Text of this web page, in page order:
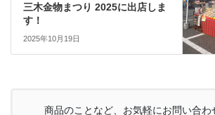
三木金物まつり 2025に出店しま
す！
2025年10月19日
商品のことなど、お気軽にお問い合わ